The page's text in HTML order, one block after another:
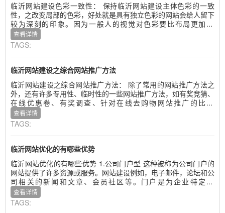
临沂网站建设色彩一致性： 保持临沂网站建设主体色彩的一致
性，之改变局部的色彩，好处就是具有独立色彩的网站会给人留下
较为深刻的印象。因为一般人的视觉对色彩要比布局更加...
查看详情
TAGS:
临沂网站建设之综合网站推广方法
临沂网站建设之综合网站推广方法： 除了常用的网站推广方法之
外，还有许多专用性、临时性的一些网站推广方法，如有奖竞猜、
在线优惠卷、有奖调查、针对在线去购物网站推广的比...
查看详情
TAGS:
临沂网站优化的有哪些优势
临沂网站优化的有哪些优势 1.公司门户型 这种被称为公司门户的
网站提供了许多资源或服务。网站建设例如，电子邮件，论坛和公
司相关的新闻和文章、会员社区等。门户是为企业特定...
查看详情
TAGS: